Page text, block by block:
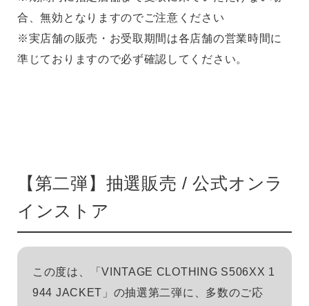
合、無効となりますのでご注意ください
※実店舗の販売・お受取期間は各店舗の営業時間に
準じておりますので必ず確認してください。
【第二弾】抽選販売 / 公式オンラ
インストア
この度は、「VINTAGE CLOTHING S506XX 1
944 JACKET」の抽選第二弾に、多数のご応